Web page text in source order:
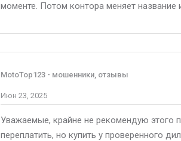
моменте. Потом контора меняет название
MotoTop123 - мошенники, отзывы
Июн 23, 2025
Уважаемые, крайне не рекомендую этого
переплатить, но купить у проверенного